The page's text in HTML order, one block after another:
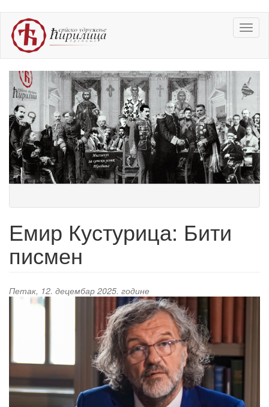
main
content
Емир Кустурица: Бити
писмен
Петак, 12. децембар 2025. године